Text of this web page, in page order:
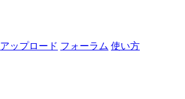
アップロード フォーラム 使い方